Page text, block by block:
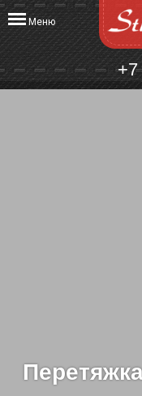
+7
Меню